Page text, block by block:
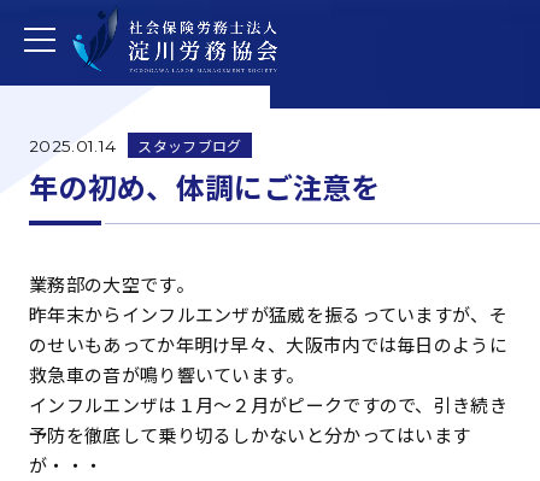
2025.01.14 スタッフブログ
年の初め、体調にご注意を
業務部の大空です。
昨年末からインフルエンザが猛威を振るっていますが、そ
のせいもあってか年明け早々、大阪市内では毎日のように
救急車の音が鳴り響いています。
インフルエンザは１月～２月がピークですので、引き続き
予防を徹底して乗り切るしかないと分かってはいます
が・・・